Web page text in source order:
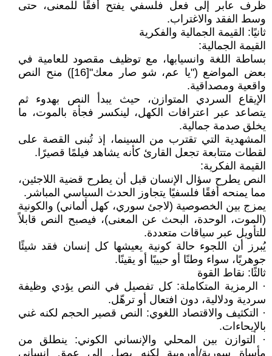
ظرف عابر إلى فعل فلسفي يفتح أفقًا للمعنى، حتى
وسط الفقد والاغتراب.
ثانيًا: القيمة الجمالية والفكرية
القيمة الجمالية:
بساطة اللغة وانسيابها، مع توظيف مقصود للعامية في
بعض المواضع ("يا عم، شو صار معك"[16]) منح النص
واقعية ومصداقية.
الإيقاع السردي المتوازن، حيث يبدأ النص بهدوء ثم
يتصاعد عبر اعترافات الكهل، لينكسر فجأة بالموت، ما
يخلق صدمة جمالية.
المشهدية التي تقترب من السينما، إذ تُبنى القصة على
لقطات متتابعة تجعل القارئ كأنه يشاهد فيلمًا قصيرًا.
القيمة الفكرية:
النص يطرح سؤال الإنسان قبل أن يطرح قضية اللاجئين،
مما يمنحه أفقًا فلسفيًا يتجاوز الحدث السياسي المباشر.
يمزج بين الخصوصية (لاجئ سوري، كهل ألماني) والكونية
(الموت، الوحدة، البحث عن المعنى)، فيصبح النص قابلاً
للتأويل عبر سياقات متعددة.
يُبرز أن اللجوء حالة كونية يعيشها كل إنسان فقد شيئًا
جوهريًا، سواء وطنًا أو حبيبًا أو يقينًا.
ثالثًا: نقاط القوة
· الرمزية المتكاملة: كل تفصيل في النص يؤدي وظيفة
سردية ودلالية، دون افتعال أو ترهّل.
· التكثيف والاقتصاد اللغوي: النص قصير الحجم لكنه غني
بالإيحاءات.
· التوازن بين المحلي والإنساني الكوني: ينطلق من
مأساة سورية/أوروبية لكنه يصل إلى عمق إنساني